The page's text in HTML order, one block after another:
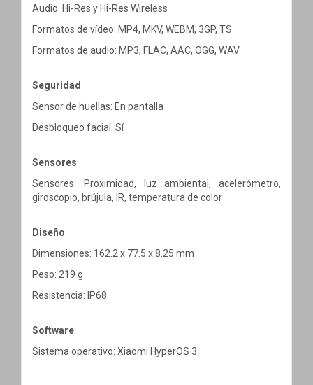
Audio: Hi-Res y Hi-Res Wireless
Formatos de vídeo: MP4, MKV, WEBM, 3GP, TS
Formatos de audio: MP3, FLAC, AAC, OGG, WAV
Seguridad
Sensor de huellas: En pantalla
Desbloqueo facial: Sí
Sensores
Sensores: Proximidad, luz ambiental, acelerómetro,
giroscopio, brújula, IR, temperatura de color
Diseño
Dimensiones: 162.2 x 77.5 x 8.25 mm
Peso: 219 g
Resistencia: IP68
Software
Sistema operativo: Xiaomi HyperOS 3